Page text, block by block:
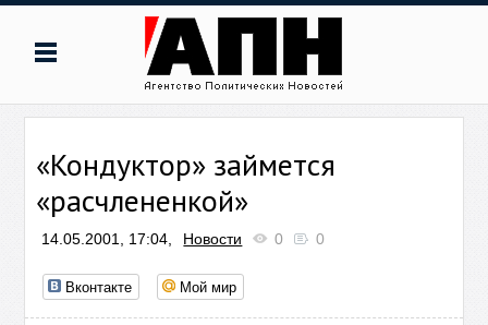
«Кондуктор» займется
«расчлененкой»
14.05.2001, 17:04, Новости 0 0
Вконтакте Мой мир